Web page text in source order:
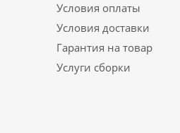
Условия оплаты
Условия доставки
Гарантия на товар
Услуги сборки